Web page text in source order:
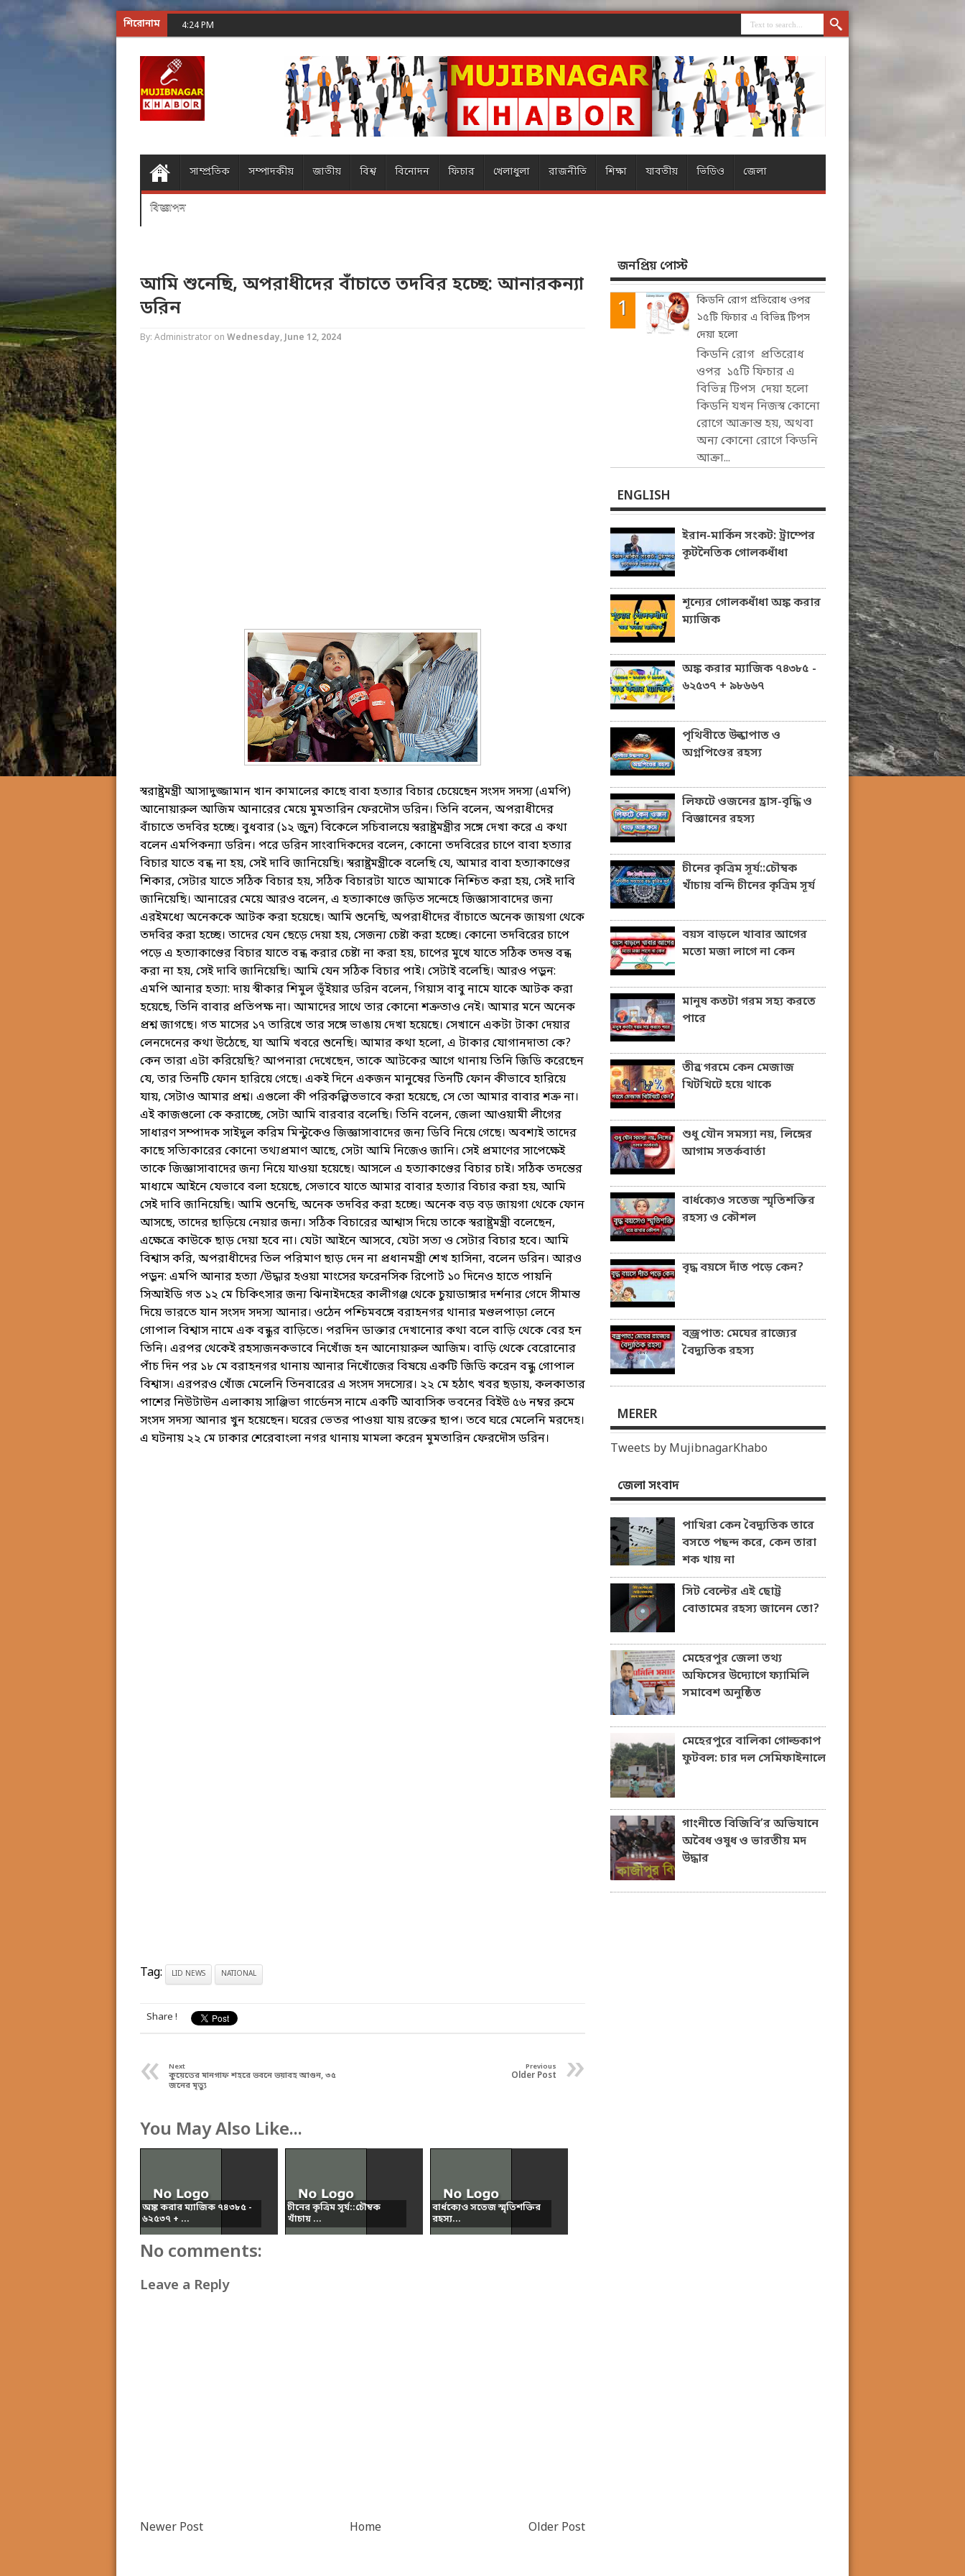
শিরোনাম 4:24 PM
সাম্প্রতিক সম্পাদকীয় জাতীয় বিশ্ব বিনোদন ফিচার খেলাধুলা রাজনীতি শিক্ষা যাবতীয় ভিডিও জেলা
বিজ্ঞাপন
আমি শুনেছি, অপরাধীদের বাঁচাতে তদবির হচ্ছে: আনারকন্যা
ডরিন
By: Administrator on Wednesday, June 12, 2024
স্বরাষ্ট্রমন্ত্রী আসাদুজ্জামান খান কামালের কাছে বাবা হত্যার বিচার চেয়েছেন সংসদ সদস্য (এমপি)
আনোয়ারুল আজিম আনারের মেয়ে মুমতারিন ফেরদৌস ডরিন। তিনি বলেন, অপরাধীদের
বাঁচাতে তদবির হচ্ছে। বুধবার (১২ জুন) বিকেলে সচিবালয়ে স্বরাষ্ট্রমন্ত্রীর সঙ্গে দেখা করে এ কথা
বলেন এমপিকন্যা ডরিন। পরে ডরিন সাংবাদিকদের বলেন, কোনো তদবিরের চাপে বাবা হত্যার
বিচার যাতে বন্ধ না হয়, সেই দাবি জানিয়েছি। স্বরাষ্ট্রমন্ত্রীকে বলেছি যে, আমার বাবা হত্যাকাণ্ডের
শিকার, সেটার যাতে সঠিক বিচার হয়, সঠিক বিচারটা যাতে আমাকে নিশ্চিত করা হয়, সেই দাবি
জানিয়েছি। আনারের মেয়ে আরও বলেন, এ হত্যাকাণ্ডে জড়িত সন্দেহে জিজ্ঞাসাবাদের জন্য
এরইমধ্যে অনেককে আটক করা হয়েছে। আমি শুনেছি, অপরাধীদের বাঁচাতে অনেক জায়গা থেকে
তদবির করা হচ্ছে। তাদের যেন ছেড়ে দেয়া হয়, সেজন্য চেষ্টা করা হচ্ছে। কোনো তদবিরের চাপে
পড়ে এ হত্যাকাণ্ডের বিচার যাতে বন্ধ করার চেষ্টা না করা হয়, চাপের মুখে যাতে সঠিক তদন্ত বন্ধ
করা না হয়, সেই দাবি জানিয়েছি। আমি যেন সঠিক বিচার পাই। সেটাই বলেছি। আরও পড়ুন:
এমপি আনার হত্যা: দায় স্বীকার শিমুল ভূঁইয়ার ডরিন বলেন, গিয়াস বাবু নামে যাকে আটক করা
হয়েছে, তিনি বাবার প্রতিপক্ষ না। আমাদের সাথে তার কোনো শত্রুতাও নেই। আমার মনে অনেক
প্রশ্ন জাগছে। গত মাসের ১৭ তারিখে তার সঙ্গে ভাঙায় দেখা হয়েছে। সেখানে একটা টাকা দেয়ার
লেনদেনের কথা উঠেছে, যা আমি খবরে শুনেছি। আমার কথা হলো, এ টাকার যোগানদাতা কে?
কেন তারা এটা করিয়েছি? আপনারা দেখেছেন, তাকে আটকের আগে থানায় তিনি জিডি করেছেন
যে, তার তিনটি ফোন হারিয়ে গেছে। একই দিনে একজন মানুষের তিনটি ফোন কীভাবে হারিয়ে
যায়, সেটাও আমার প্রশ্ন। এগুলো কী পরিকল্পিতভাবে করা হয়েছে, সে তো আমার বাবার শত্রু না।
এই কাজগুলো কে করাচ্ছে, সেটা আমি বারবার বলেছি। তিনি বলেন, জেলা আওয়ামী লীগের
সাধারণ সম্পাদক সাইদুল করিম মিন্টুকেও জিজ্ঞাসাবাদের জন্য ডিবি নিয়ে গেছে। অবশ্যই তাদের
কাছে সত্যিকারের কোনো তথ্যপ্রমাণ আছে, সেটা আমি নিজেও জানি। সেই প্রমাণের সাপেক্ষেই
তাকে জিজ্ঞাসাবাদের জন্য নিয়ে যাওয়া হয়েছে। আসলে এ হত্যাকাণ্ডের বিচার চাই। সঠিক তদন্তের
মাধ্যমে আইনে যেভাবে বলা হয়েছে, সেভাবে যাতে আমার বাবার হত্যার বিচার করা হয়, আমি
সেই দাবি জানিয়েছি। আমি শুনেছি, অনেক তদবির করা হচ্ছে। অনেক বড় বড় জায়গা থেকে ফোন
আসছে, তাদের ছাড়িয়ে নেয়ার জন্য। সঠিক বিচারের আশ্বাস দিয়ে তাকে স্বরাষ্ট্রমন্ত্রী বলেছেন,
এক্ষেত্রে কাউকে ছাড় দেয়া হবে না। যেটা আইনে আসবে, যেটা সত্য ও সেটার বিচার হবে। আমি
বিশ্বাস করি, অপরাধীদের তিল পরিমাণ ছাড় দেন না প্রধানমন্ত্রী শেখ হাসিনা, বলেন ডরিন। আরও
পড়ুন: এমপি আনার হত্যা /উদ্ধার হওয়া মাংসের ফরেনসিক রিপোর্ট ১০ দিনেও হাতে পায়নি
সিআইডি গত ১২ মে চিকিৎসার জন্য ঝিনাইদহের কালীগঞ্জ থেকে চুয়াডাঙ্গার দর্শনার গেদে সীমান্ত
দিয়ে ভারতে যান সংসদ সদস্য আনার। ওঠেন পশ্চিমবঙ্গে বরাহনগর থানার মণ্ডলপাড়া লেনে
গোপাল বিশ্বাস নামে এক বন্ধুর বাড়িতে। পরদিন ডাক্তার দেখানোর কথা বলে বাড়ি থেকে বের হন
তিনি। এরপর থেকেই রহস্যজনকভাবে নিখোঁজ হন আনোয়ারুল আজিম। বাড়ি থেকে বেরোনোর
পাঁচ দিন পর ১৮ মে বরাহনগর থানায় আনার নিখোঁজের বিষয়ে একটি জিডি করেন বন্ধু গোপাল
বিশ্বাস। এরপরও খোঁজ মেলেনি তিনবারের এ সংসদ সদস্যের। ২২ মে হঠাৎ খবর ছড়ায়, কলকাতার
পাশের নিউটাউন এলাকায় সাঞ্জিভা গার্ডেনস নামে একটি আবাসিক ভবনের বিইউ ৫৬ নম্বর রুমে
সংসদ সদস্য আনার খুন হয়েছেন। ঘরের ভেতর পাওয়া যায় রক্তের ছাপ। তবে ঘরে মেলেনি মরদেহ।
এ ঘটনায় ২২ মে ঢাকার শেরেবাংলা নগর থানায় মামলা করেন মুমতারিন ফেরদৌস ডরিন।
Tag: LID NEWS NATIONAL
Share !
« Next
কুয়েতের মানগাফ শহরে ভবনে ভয়াবহ আগুন, ৩৫
জনের মৃত্যু
»
Previous
Older Post
You May Also Like...
অঙ্ক করার ম্যাজিক ৭৪৩৮৫ -
৬২৫৩৭ + ...
চীনের কৃত্রিম সূর্য::চৌম্বক
খাঁচায় ...
বার্ধক্যেও সতেজ স্মৃতিশক্তির
রহস্য...
No comments:
Leave a Reply
Newer Post Older Post
Home
জনপ্রিয় পোস্ট
কিডনি রোগ প্রতিরোধ ওপর
১৫টি ফিচার এ বিভিন্ন টিপস
দেয়া হলো
কিডনি রোগ প্রতিরোধ
ওপর ১৫টি ফিচার এ
বিভিন্ন টিপস দেয়া হলো
কিডনি যখন নিজস্ব কোনো
রোগে আক্রান্ত হয়, অথবা
অন্য কোনো রোগে কিডনি
আক্রা...
ENGLISH
ইরান-মার্কিন সংকট: ট্রাম্পের
কূটনৈতিক গোলকধাঁধা
শূন্যের গোলকধাঁধা অঙ্ক করার
ম্যাজিক
অঙ্ক করার ম্যাজিক ৭৪৩৮৫ -
৬২৫৩৭ + ৯৮৬৬৭
পৃথিবীতে উল্কাপাত ও
অগ্নপিণ্ডের রহস্য
লিফটে ওজনের হ্রাস-বৃদ্ধি ও
বিজ্ঞানের রহস্য
চীনের কৃত্রিম সূর্য::চৌম্বক
খাঁচায় বন্দি চীনের কৃত্রিম সূর্য
বয়স বাড়লে খাবার আগের
মতো মজা লাগে না কেন
মানুষ কতটা গরম সহ্য করতে
পারে
তীব্র গরমে কেন মেজাজ
খিটখিটে হয়ে থাকে
শুধু যৌন সমস্যা নয়, লিঙ্গের
আগাম সতর্কবার্তা
বার্ধক্যেও সতেজ স্মৃতিশক্তির
রহস্য ও কৌশল
বৃদ্ধ বয়সে দাঁত পড়ে কেন?
বজ্রপাত: মেঘের রাজ্যের
বৈদ্যুতিক রহস্য
MERER
Tweets by MujibnagarKhabo
জেলা সংবাদ
পাখিরা কেন বৈদ্যুতিক তারে
বসতে পছন্দ করে, কেন তারা
শক খায় না
সিট বেল্টের এই ছোট্ট
বোতামের রহস্য জানেন তো?
মেহেরপুর জেলা তথ্য
অফিসের উদ্যোগে ফ্যামিলি
সমাবেশ অনুষ্ঠিত
মেহেরপুরে বালিকা গোল্ডকাপ
ফুটবল: চার দল সেমিফাইনালে
গাংনীতে বিজিবি’র অভিযানে
অবৈধ ওষুধ ও ভারতীয় মদ
উদ্ধার